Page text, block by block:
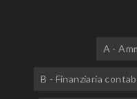
A -
B - Finanziaria